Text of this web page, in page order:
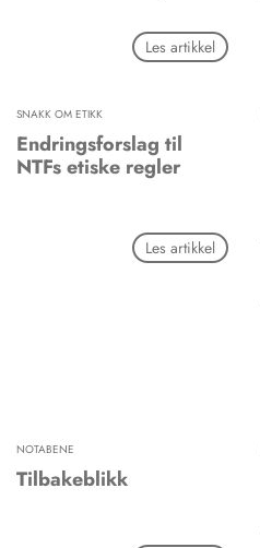
ved en oppsigelse. En
oppsigelse vil kunne være
dersom arbeidsmiljølovens
formkrav ikke følges i
oppsigelsesprosessen.
Les artikkel
SNAKK OM ETIKK
Endringsforslag til
NTFs etiske regler
Les artikkel
NOTABENE
Tilbakeblikk